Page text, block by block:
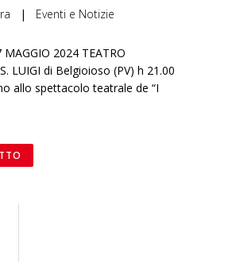
| Eventi e Notizie
MAGGIO 2024 TEATRO
LUIGI di Belgioioso (PV) h 21.00
allo spettacolo teatrale de “I